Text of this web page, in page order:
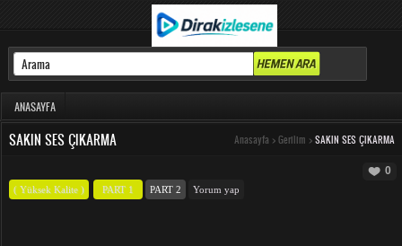
ANASAYFA
SAKIN SES ÇIKARMA Anasayfa > Gerilim > SAKIN SES ÇIKARMA
0
( Yüksek Kalite ) PART 1 PART 2 Yorum yap